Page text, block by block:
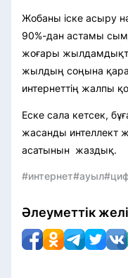
Жобаны іске асыру
90%-дан астамы
жоғары
жылдың соңына
интернеттің жалпы
Еске сала кетсек,
жасанды интеллект
асатынын жаздық.
#интернет#ауыл
Әлеуметтік